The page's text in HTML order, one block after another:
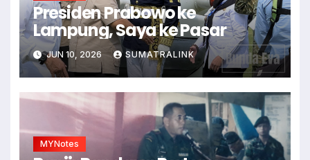
Presiden Prabowo ke
Lampung, Saya ke Pasar
JUN 10, 2026 SUMATRALINK
MYNotes